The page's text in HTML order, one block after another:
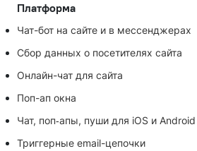
Платформа
Чат-бот на сайте и в мессенджерах
Сбор данных о посетителях сайта
Онлайн-чат для сайта
Поп-ап окна
Чат, поп‑апы, пуши для iOS и Android
Триггерные email-цепочки